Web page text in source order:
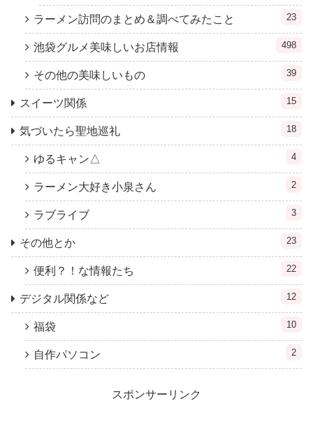
ラーメン訪問のまとめ＆調べてみたこと 23
池袋グルメ美味しいお店情報 498
その他の美味しいもの 39
スイーツ関係 15
気づいたら聖地巡礼 18
ゆるキャン△ 4
ラーメン大好き小泉さん 2
ラブライブ 3
その他とか 23
便利？！な情報たち 22
デジタル関係など 12
福袋 10
自作パソコン 2
スポンサーリンク